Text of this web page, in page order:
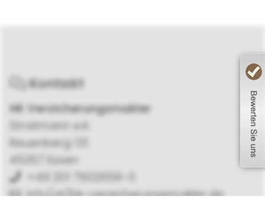
Kontakt
HK Versicherungsmakler
Stratmann e.K.
Reuenberg 131
45357 Essen
+49 201 7602659-0
info[at]hk-versicherungsmakler.de